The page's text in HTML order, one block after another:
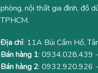
phòng, nội thất gia đình, đồ
TPHCM.
Địa chỉ: 11A Bùi Cẩm Hổ,
Bán hàng 1: 0934.028.439
Bán hàng 2: 0932.920.926